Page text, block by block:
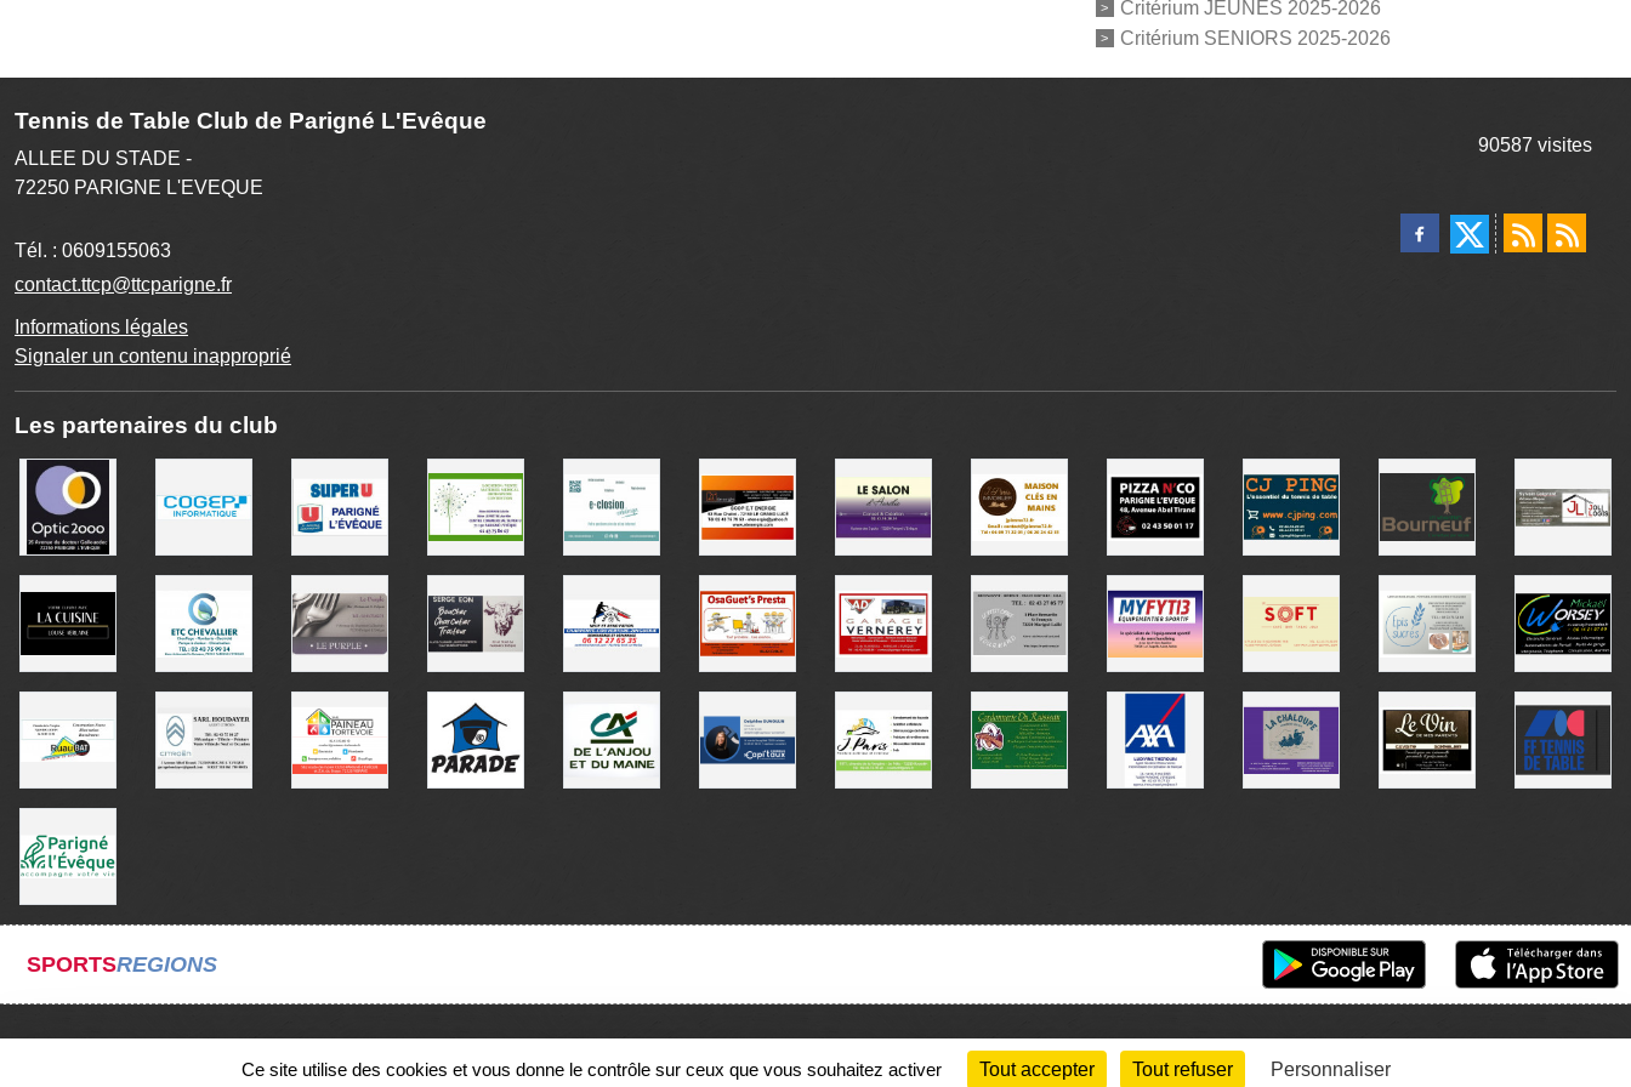
Critérium JEUNES 2025-2026
Critérium SENIORS 2025-2026
Tennis de Table Club de Parigné L'Evêque
ALLEE DU STADE -
72250 PARIGNE L'EVEQUE
Tél. : 0609155063
contact.ttcp@ttcparigne.fr
Informations légales
Signaler un contenu inapproprié
90587 visites
Les partenaires du club
SPORTSREGIONS
Gestion des cookies
Ce site utilise des cookies et vous donne le contrôle sur ceux que vous souhaitez activer Tout accepter Tout refuser Personnaliser